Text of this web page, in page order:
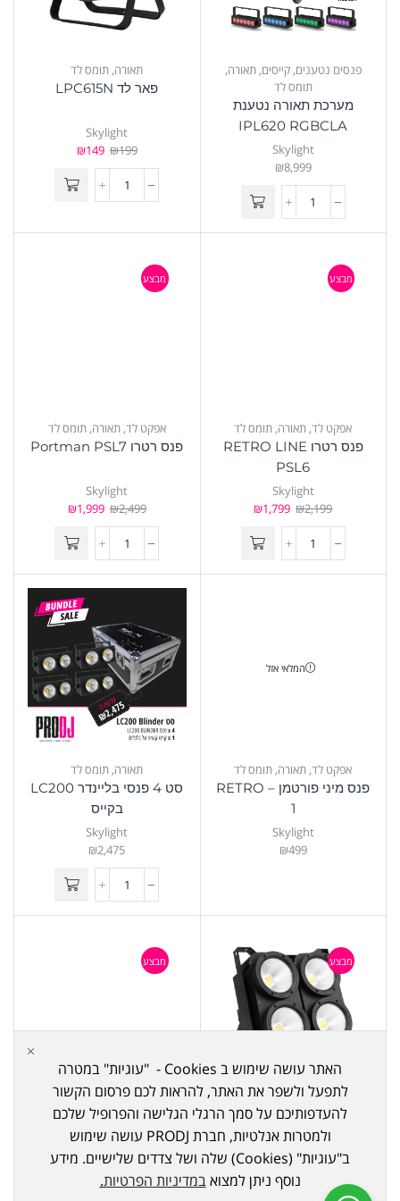
פנסים נטענים,קייסים,תאורה,
תומס לד
מערכת תאורה נטענת
IPL620 RGBCLA
Skylight
₪8,999
תאורה, תומס לד
פאר לד LPC615N
Skylight
₪199
₪149
מבצע
אפקט לד, תאורה, תומס לד
פנס רטרו RETRO LINE
PSL6
Skylight
₪2,199
₪1,799
מבצע
אפקט לד,תאורה,תומס לד
פנס רטרו Portman PSL7
Skylight
₪2,499
₪1,999
המלאי אזל
אפקט לד, תאורה, תומס לד
פנס מיני פורטמן – RETRO
1
Skylight
₪499
תאורה, תומס לד
סט 4 פנסי בליינדר LC200
בקייס
Skylight
₪2,475
מבצע
תאורה,תומס לד
פנס FOUR LIGHT LED –
LC400
Skylight
₪ 1,099
₪599
מבצע
תאורה,תומס לד
פנס TWO LIGHT LED –
LC200
Skylight
₪599
449
האתר עושה שימוש ב Cookies - "עוגיות" במטרה
לתפעל ולשפר את האתר, להראות לכם פרסום הקשור
להעדפותיכם על סמך הרגלי הגלישה והפרופיל שלכם
ולמטרות אנלטיות, חברת PRODJ עושה שימוש
ב"עוגיות" (Cookies) שלה ושל צדדים שלישיים. מידע
נוסף ניתן למצואבמדיניות הפרטיות.